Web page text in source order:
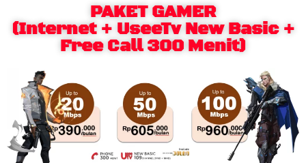
PAKET GAMER
(Internet + UseeTv New Basic +
Free Call 300 Menit)